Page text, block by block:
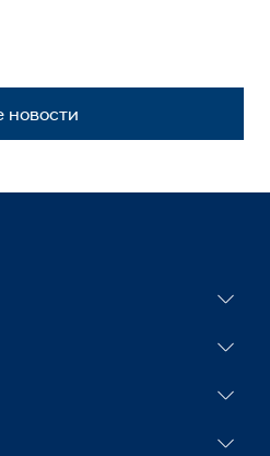
новости